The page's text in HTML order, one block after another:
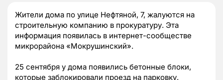
Жители дома по улице Нефтяной, 7, жалуются на
строительную компанию в прокуратуру. Эта
информация появилась в интернет-сообществе
микрорайона «Мокрушинский».
25 сентября у дома появились бетонные блоки,
которые заблокировали проезд на парковку.